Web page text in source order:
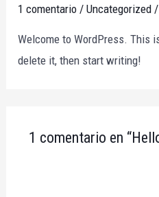
1 comentario /Uncategorized
Welcome to WordPress. This
delete it, then start writing!
1 comentario en